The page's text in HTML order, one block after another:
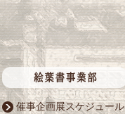
催事企画展スケジュール